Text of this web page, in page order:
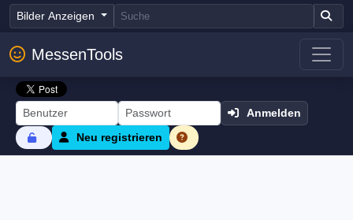
Bilder Anzeigen
MessenTools
Anmelden
Neu registrieren